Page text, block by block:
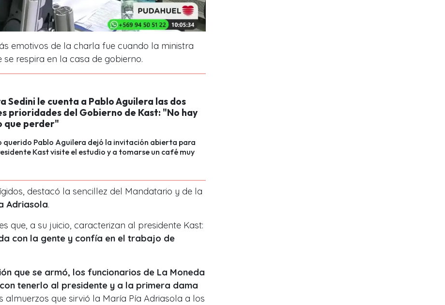
emotivos de la charla fue cuando la ministra
respira en la casa de gobierno.
Sedini le cuenta a Pablo Aguilera las dos
prioridades del Gobierno de Kast: "No hay
que perder"
querido Pablo Aguilera dejó la invitación abierta para
Kast visite el estudio y a tomarse un café muy
destacó la sencillez del Mandatario y de la
Adriasola.
que, a su juicio, caracterizan al presidente Kast:
con la gente y confía en el trabajo de
que se armó, los funcionarios de La Moneda
tenerlo al presidente y a la primera dama
almuerzos que sirvió la María Pía Adriasola a los